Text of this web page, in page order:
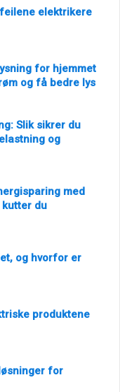
elektrikere
for hjemmet
og få bedre lys
Slik sikrer du
og
med
du
og hvorfor er
produktene
for